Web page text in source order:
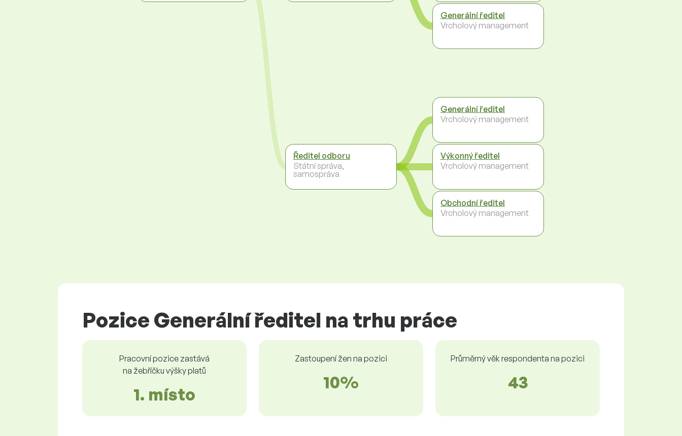
Ředitel odboru
Státní správa,
samospráva
Generální ředitel
Vrcholový management
Generální ředitel
Vrcholový management
Výkonný ředitel
Vrcholový management
Obchodní ředitel
Vrcholový management
Pozice Generální ředitel na trhu práce
Pracovní pozice zastává
na žebříčku výšky platů
1. místo
Zastoupení žen na pozici
10%
Průměrný věk respondenta na pozici
43